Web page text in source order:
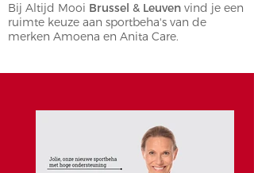
Bij Altijd Mooi Brussel & Leuven vind je een
ruimte keuze aan sportbeha's van de
merken Amoena en Anita Care.